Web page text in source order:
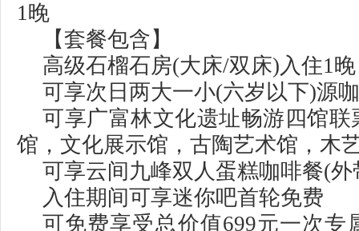
1晚
【套餐包含】
高级石榴石房(大床/双床)入住1晚
可享次日两大一小(六岁以下)源
可享广富林文化遗址畅游四馆
馆，文化展示馆，古陶艺术馆，木
可享云间九峰双人蛋糕咖啡餐(外
入住期间可享迷你吧首轮免费
可免费享受总价值699元一次专